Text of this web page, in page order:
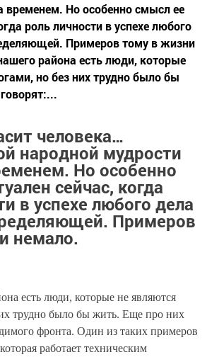
временем. Но особенно смысл ее
роль личности в успехе любого
Примеров тому в жизни
района есть люди, которые
но без них трудно было бы
человека…
народной мудрости
Но особенно
сейчас, когда
в успехе любого дела
Примеров
немало.
есть люди, которые не являются
трудно было бы жить. Еще про них
фронта. Один из таких примеров
работает техническим